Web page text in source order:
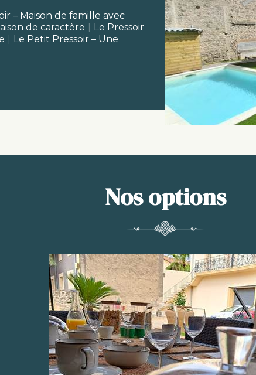
– Maison de famille avec
de caractère
Le Pressoir
Le Petit Pressoir – Une
Nos options